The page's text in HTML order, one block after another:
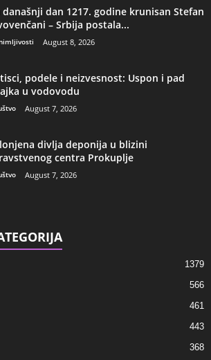
današnji dan 1217. godine krunisan Stefan
– Srbija postala...
August 8, 2026
podele i neizvesnost: Uspon i pad
u vodovodu
August 7, 2026
divlja deponija u blizini
centra Prokuplje
August 7, 2026
1379
566
461
443
368